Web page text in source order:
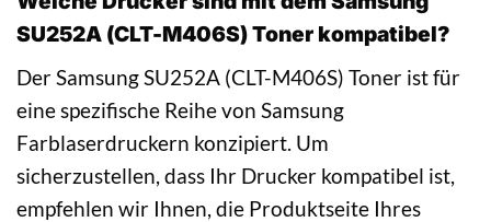
SU252A (CLT-M406S) Toner kompatibel?
Der Samsung SU252A (CLT-M406S) Toner ist für
eine spezifische Reihe von Samsung
Farblaserdruckern konzipiert. Um
sicherzustellen, dass Ihr Drucker kompatibel ist,
empfehlen wir Ihnen, die Produktseite Ihres